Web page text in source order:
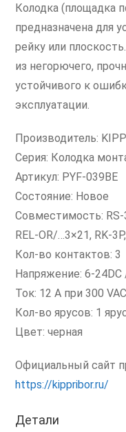
Колодка (площадка
предназначена для
рейку или
из негорючего,
устойчивого к
эксплуатации.
Производитель:
Серия: Колодка
Артикул: PYF-039BE
Состояние: Новое
Совместимость: RS-
REL-OR/…3×21, RK-
Кол-во контактов: 3
Напряжение: 6-
Ток: 12 А при 300 VAC
Кол-во ярусов: 1
Цвет: черная
Официальный сайт
https://kippribor.ru/
Детали